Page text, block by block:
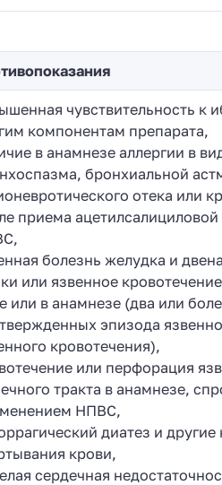
чувствительность к
компонентам препарата,
в анамнезе аллергии в
бронхиальной
отека или
приема
болезнь желудка и
или язвенное
или в анамнезе (два или
эпизода
кровотечения),
или перфорация
тракта в анамнезе,
НПВС,
диатез и
крови,
сердечная